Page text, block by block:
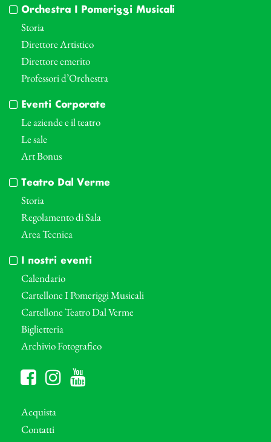
Orchestra I Pomeriggi Musicali
Storia
Direttore Artistico
Direttore emerito
Professori d’Orchestra
Eventi Corporate
Le aziende e il teatro
Le sale
Art Bonus
Teatro Dal Verme
Storia
Regolamento di Sala
Area Tecnica
I nostri eventi
Calendario
Cartellone I Pomeriggi Musicali
Cartellone Teatro Dal Verme
Biglietteria
Archivio Fotografico
Acquista
Contatti